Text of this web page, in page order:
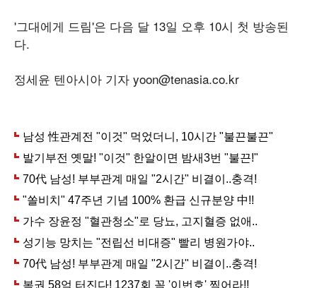
'그대에게 드림'은 다음 달 13일 오후 10시 첫 방송된
다.
정세윤 텐아시아 기자 yoon@tenasia.co.kr